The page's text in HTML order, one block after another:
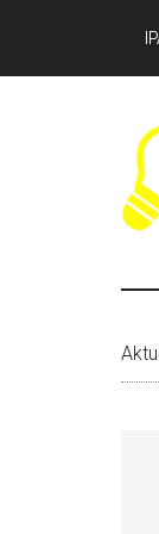
springen
springen
springen